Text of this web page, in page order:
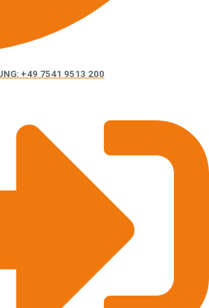
+49 7541 9513 200
Welche Gesetze und Fristen gilt
Welche Optionen …